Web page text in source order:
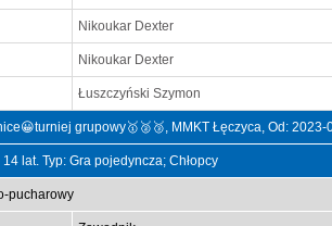
Nikoukar Dexter
Nikoukar Dexter
Łuszczyński Szymon
grupowy🥇🥈🥉, MMKT Łęczyca, Od:
lat. Typ: Gra pojedyncza; Chłopcy
pucharowy